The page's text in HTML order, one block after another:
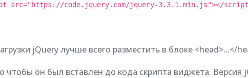
src="https://code.jquery.com/jquery-3.3.1.min.js"></
jQuery лучше всего разместить в блоке <head>...</
чтобы он был вставлен до кода скрипта виджета.